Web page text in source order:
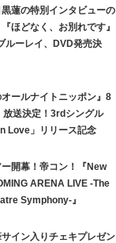
蓮の特別インタビューの
ほどなく、お別れです』
ルーレイ、DVD発売決
オールナイトニッポン』8
放送決定！3rdシングル
Love」リリース記念
開幕！帝コン！『New
ARENA LIVE -The
Symphony-』
イン入りチェキプレゼン